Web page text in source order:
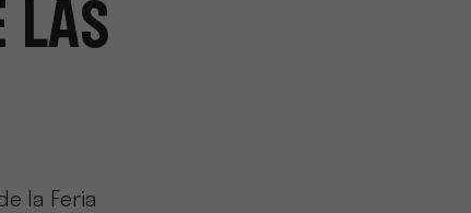
LAS
la Feria